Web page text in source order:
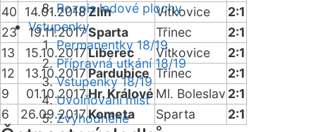
Rozpis ledové plochy
Vstupenky
Permanentky 18/19
Přípravná utkání 18/19
Vstupenky 18/19
Uvolňování míst
Zvýhodněné
40
14.01.2018Zlín Vítkovice
2:1
23
19.11.2017Sparta Třinec
2:1
13
15.10.2017Liberec Vítkovice
2:1
12
13.10.2017 Pardubice Třinec
2:1
9
01.10.2017Hr. Králové Ml. Boleslav 2:1
6
26.09.2017Kometa Sparta 2:1